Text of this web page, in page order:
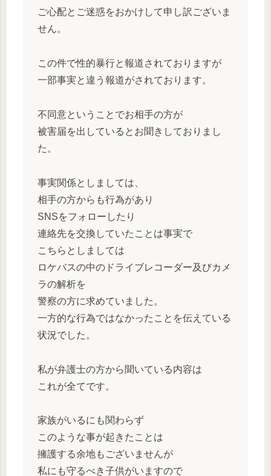
ご心配とご迷惑をおかけして申し訳ございま
せん。
この件で性的暴行と報道されておりますが
一部事実と違う報道がされております。
不同意ということでお相手の方が
被害届を出しているとお聞きしておりまし
た。
事実関係としましては、
相手の方からも行為があり
SNSをフォローしたり
連絡先を交換していたことは事実で
こちらとしましては
ロケバスの中のドライブレコーダー及びカメ
ラの解析を
警察の方に求めていました。
一方的な行為ではなかったことを伝えている
状況でした。
私が弁護士の方から聞いている内容は
これが全てです。
家族がいるにも関わらず
このような事が起きたことは
擁護する余地もございませんが
私にも守るべき子供がいますので